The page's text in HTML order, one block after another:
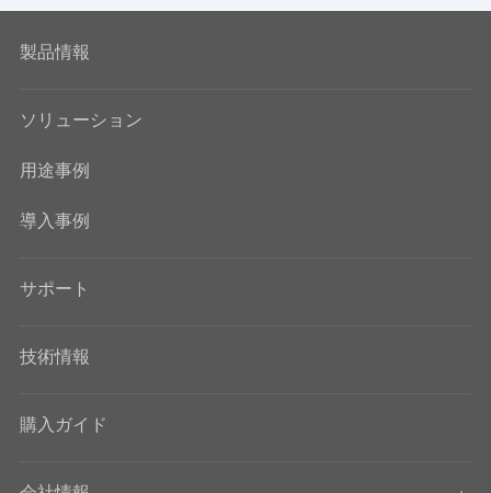
製品情報
ソリューション
用途事例
導入事例
サポート
技術情報
購入ガイド